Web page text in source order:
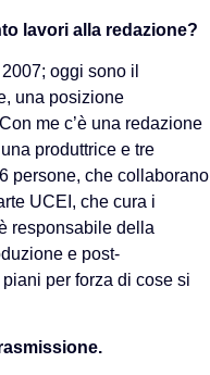
lavori alla redazione?
oggi sono il
una posizione
me c’è una redazione
produttrice e tre
persone, che collaborano
UCEI, che cura i
responsabile della
e post-
per forza di cose si